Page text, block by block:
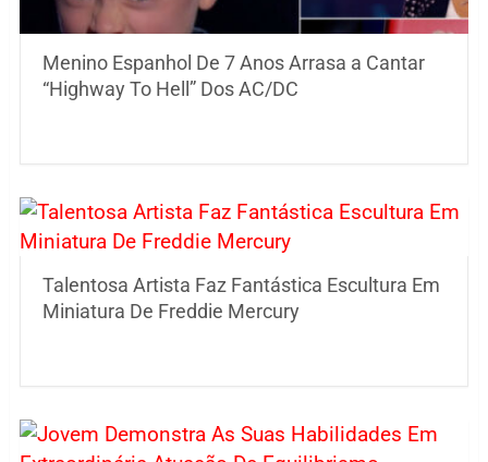
Menino Espanhol De 7 Anos Arrasa a Cantar
“Highway To Hell” Dos AC/DC
Talentosa Artista Faz Fantástica Escultura Em
Miniatura De Freddie Mercury